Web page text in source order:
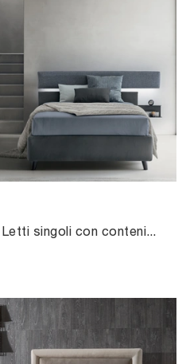
Clicca e scopri di più sui Letti singoli con contenitore: se vuoi modelli moderni, il modello Denver V&Nice fa per te.